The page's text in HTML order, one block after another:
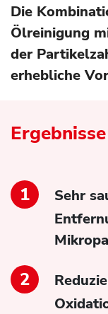
Die
Ölreinigung
der
erhebliche
Sehr